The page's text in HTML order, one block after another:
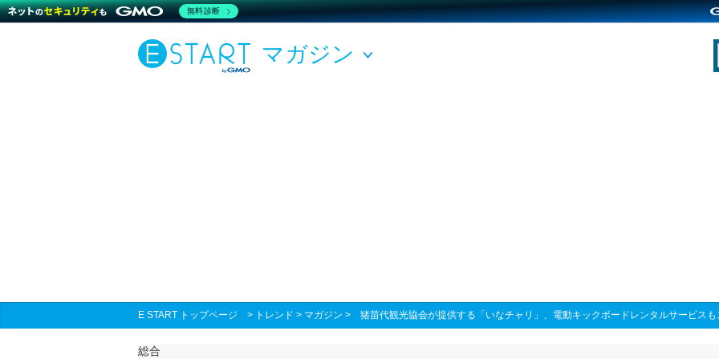
マガジン
E START トップページ > トレンド > マガジン > 猪苗代観光協会が提供する「いなチャリ」、電動キックボードレンタルサービスも
総合
無料診断